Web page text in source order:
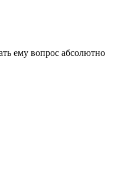
ему вопрос абсолютно